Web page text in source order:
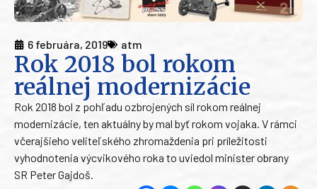
6 februára, 2019 atm
Rok 2018 bol rokom
reálnej modernizácie
Rok 2018 bol z pohľadu ozbrojených síl rokom reálnej
modernizácie, ten aktuálny by mal byť rokom vojaka. V rámci
včerajšieho veliteľského zhromaždenia pri príležitosti
vyhodnotenia výcvikového roka to uviedol minister obrany
SR Peter Gajdoš.